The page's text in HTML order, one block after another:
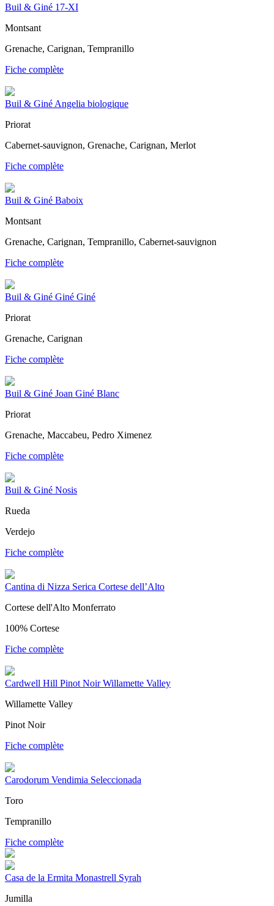
Buil & Giné 17-XI
Montsant
Grenache, Carignan, Tempranillo
Fiche complète
Buil & Giné Angelia biologique
Priorat
Cabernet-sauvignon, Grenache, Carignan, Merlot
Fiche complète
Buil & Giné Baboix
Montsant
Grenache, Carignan, Tempranillo, Cabernet-sauvignon
Fiche complète
Buil & Giné Giné Giné
Priorat
Grenache, Carignan
Fiche complète
Buil & Giné Joan Giné Blanc
Priorat
Grenache, Maccabeu, Pedro Ximenez
Fiche complète
Buil & Giné Nosis
Rueda
Verdejo
Fiche complète
Cantina di Nizza Serica Cortese dell’Alto
Cortese dell'Alto Monferrato
100% Cortese
Fiche complète
Cardwell Hill Pinot Noir Willamette Valley
Willamette Valley
Pinot Noir
Fiche complète
Carodorum Vendimia Seleccionada
Toro
Tempranillo
Fiche complète
Casa de la Ermita Monastrell Syrah
Jumilla